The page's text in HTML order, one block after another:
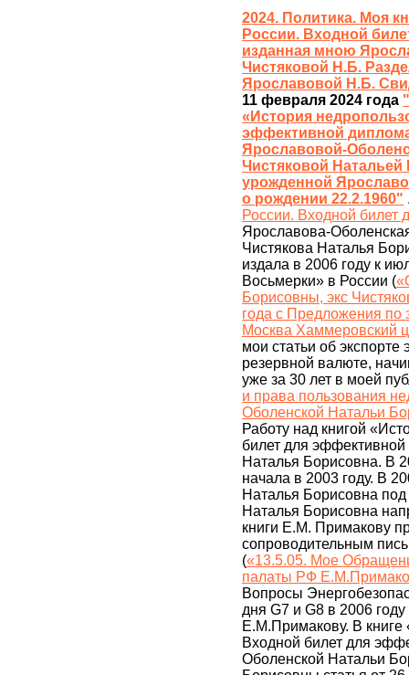
2024. Политика. Моя
России. Входной
изданная мною
Чистяковой Н.Б.
Ярославовой Н.Б.
11 февраля 2024 года
«История
эффективной
Ярославовой-
Чистяковой
урожденной
о рождении 22.2.1960"
России. Входной билет
Ярославова-
Чистякова Наталья
издала в 2006 году к
Восьмерки» в России (
Борисовны, экс
года с Предложения по
Москва Хаммеровский
мои статьи об экспорте
резервной валюте,
уже за 30 лет в моей
и права пользования
Оболенской Натальи
Работу над книгой
билет для
Наталья Борисовна. В
начала в 2003 году. В
Наталья Борисовна
Наталья Борисовна
книги Е.М. Примакову
сопроводительным
(«13.5.05. Мое
палаты РФ
Вопросы
дня G7 и G8 в 2006
Е.М.Примакову. В книге
Входной билет для
Оболенской Натальи